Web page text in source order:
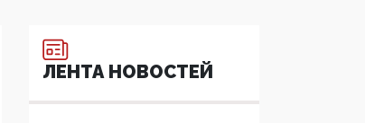
ЛЕНТА НОВОСТЕЙ